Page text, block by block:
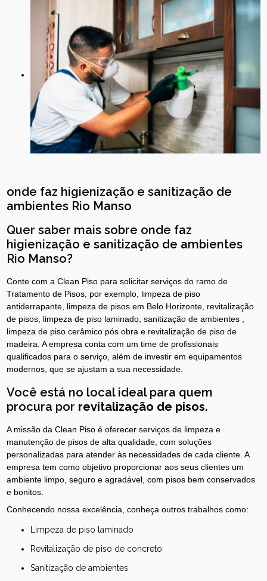
onde faz higienização e sanitização de
ambientes Rio Manso
Quer saber mais sobre onde faz
higienização e sanitização de ambientes
Rio Manso?
Conte com a Clean Piso para solicitar serviços do ramo de
Tratamento de Pisos, por exemplo, limpeza de piso
antiderrapante, limpeza de pisos em Belo Horizonte, revitalização
de pisos, limpeza de piso laminado, sanitização de ambientes ,
limpeza de piso cerâmico pós obra e revitalização de piso de
madeira. A empresa conta com um time de profissionais
qualificados para o serviço, além de investir em equipamentos
modernos, que se ajustam a sua necessidade.
Você está no local ideal para quem
procura por revitalização de pisos.
A missão da Clean Piso é oferecer serviços de limpeza e
manutenção de pisos de alta qualidade, com soluções
personalizadas para atender às necessidades de cada cliente. A
empresa tem como objetivo proporcionar aos seus clientes um
ambiente limpo, seguro e agradável, com pisos bem conservados
e bonitos.
Conhecendo nossa excelência, conheça outros trabalhos como:
limpeza de piso laminado
revitalização de piso de concreto
sanitização de ambientes